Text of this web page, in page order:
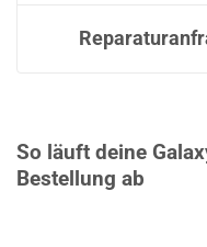
So läuft deine
Bestellung ab